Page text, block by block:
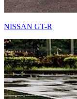
NISSAN GT-R